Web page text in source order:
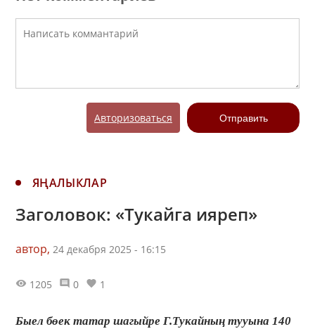
Авторизоваться Отправить
ЯҢАЛЫКЛАР
Заголовок: «Тукайга ияреп»
автор, 24 декабря 2025 - 16:15
1205 0 1
Быел бөек татар шагыйре Г.Тукайның тууына 140